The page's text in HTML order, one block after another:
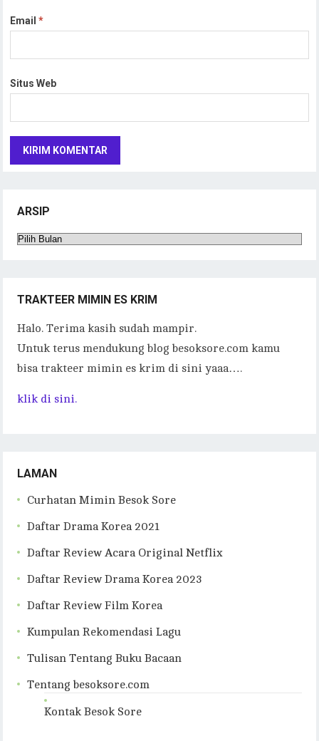
Email*
Situs Web
ARSIP
Arsip
TRAKTEER MIMIN ES KRIM
Halo. Terima kasih sudah mampir.
Untuk terus mendukung blog besoksore.com kamu
bisa trakteer mimin es krim di sini yaaa….
klik di sini.
LAMAN
Curhatan Mimin Besok Sore
Daftar Drama Korea 2021
Daftar Review Acara Original Netflix
Daftar Review Drama Korea 2023
Daftar Review Film Korea
Kumpulan Rekomendasi Lagu
Tulisan Tentang Buku Bacaan
Tentang besoksore.com
Kontak Besok Sore